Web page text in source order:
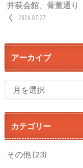
井荻会館、骨董通
く
2026.07.27
アーカイブ
カテゴリー
その他(23)